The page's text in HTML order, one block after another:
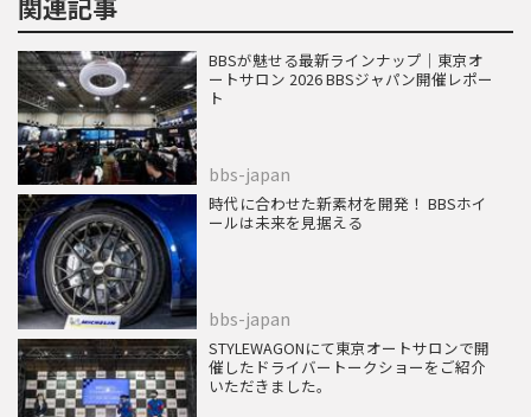
BBSが魅せる最新ラインナップ｜東京オ
ートサロン 2026 BBSジャパン開催レポー
ト
bbs-japan
時代に合わせた新素材を開発！ BBSホイ
ールは未来を見据える
bbs-japan
STYLEWAGONにて東京オートサロンで開
催したドライバートークショーをご紹介
いただきました。